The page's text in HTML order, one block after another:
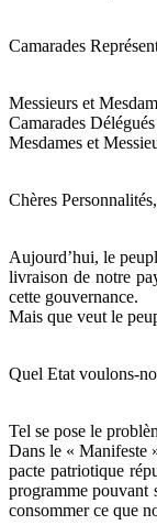
Camarades
Messieurs et
Camarades
Mesdames et
Chères Personnalités,
Aujourd’hui, le
livraison de notre
cette gouvernance.
Mais que veut le
Quel Etat voulons-
Tel se pose le
Dans le « Manifeste
pacte patriotique
programme pouvant
consommer ce que